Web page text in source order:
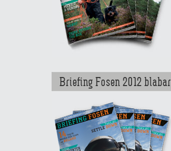
Briefing Fosen 2012 blabar